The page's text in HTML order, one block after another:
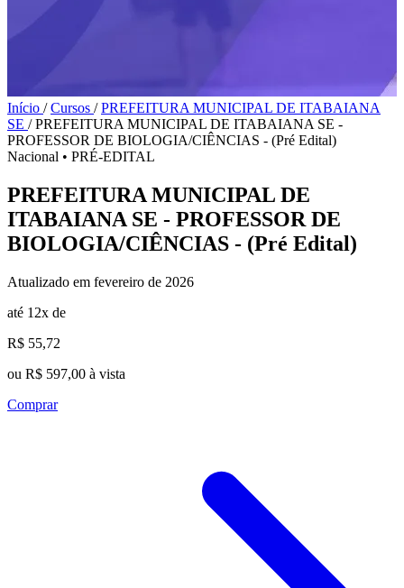
Início / Cursos / PREFEITURA MUNICIPAL DE ITABAIANA
SE / PREFEITURA MUNICIPAL DE ITABAIANA SE -
PROFESSOR DE BIOLOGIA/CIÊNCIAS - (Pré Edital)
Nacional • PRÉ-EDITAL
PREFEITURA MUNICIPAL DE
ITABAIANA SE - PROFESSOR DE
BIOLOGIA/CIÊNCIAS - (Pré Edital)
Atualizado em fevereiro de 2026
até 12x de
R$ 55,72
ou R$ 597,00 à vista
Comprar